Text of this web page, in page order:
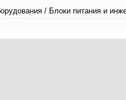
/ Блоки питания и